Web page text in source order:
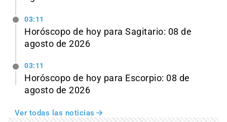
03:11
Horóscopo de hoy para Sagitario: 08 de
agosto de 2026
03:11
Horóscopo de hoy para Escorpio: 08 de
agosto de 2026
Ver todas las noticias